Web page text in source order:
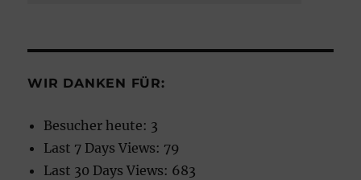
WIR DANKEN FÜR:
Besucher heute: 3
Last 7 Days Views: 79
Last 30 Days Views: 683